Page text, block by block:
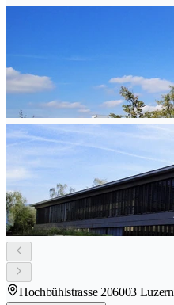
Hochbühlstrasse 206003 Luzern